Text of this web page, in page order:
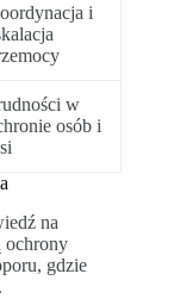
i
w
osób i
na
ochrony
gdzie